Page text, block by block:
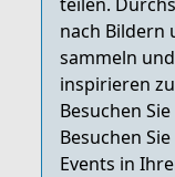
nach Bildern
sammeln
inspirieren
Besuchen
Besuchen
Events in